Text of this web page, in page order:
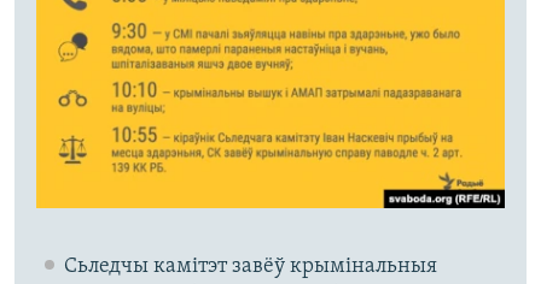
Сьледчы камітэт завёў крымінальныя